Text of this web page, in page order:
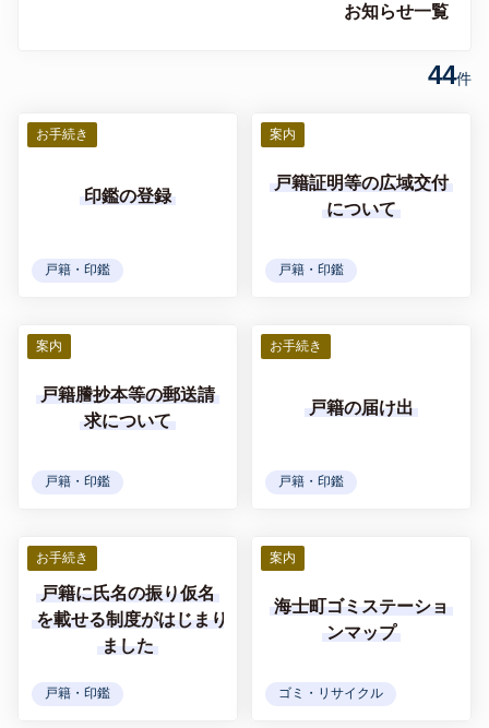
お知らせ一覧
44件
お手続き
印鑑の登録
戸籍・印鑑
案内
戸籍証明等の広域交付
について
戸籍・印鑑
案内
戸籍謄抄本等の郵送請
求について
戸籍・印鑑
お手続き
戸籍の届け出
戸籍・印鑑
お手続き
戸籍に氏名の振り仮名
を載せる制度がはじまり
ました
戸籍・印鑑
案内
海士町ゴミステーショ
ンマップ
ゴミ・リサイクル